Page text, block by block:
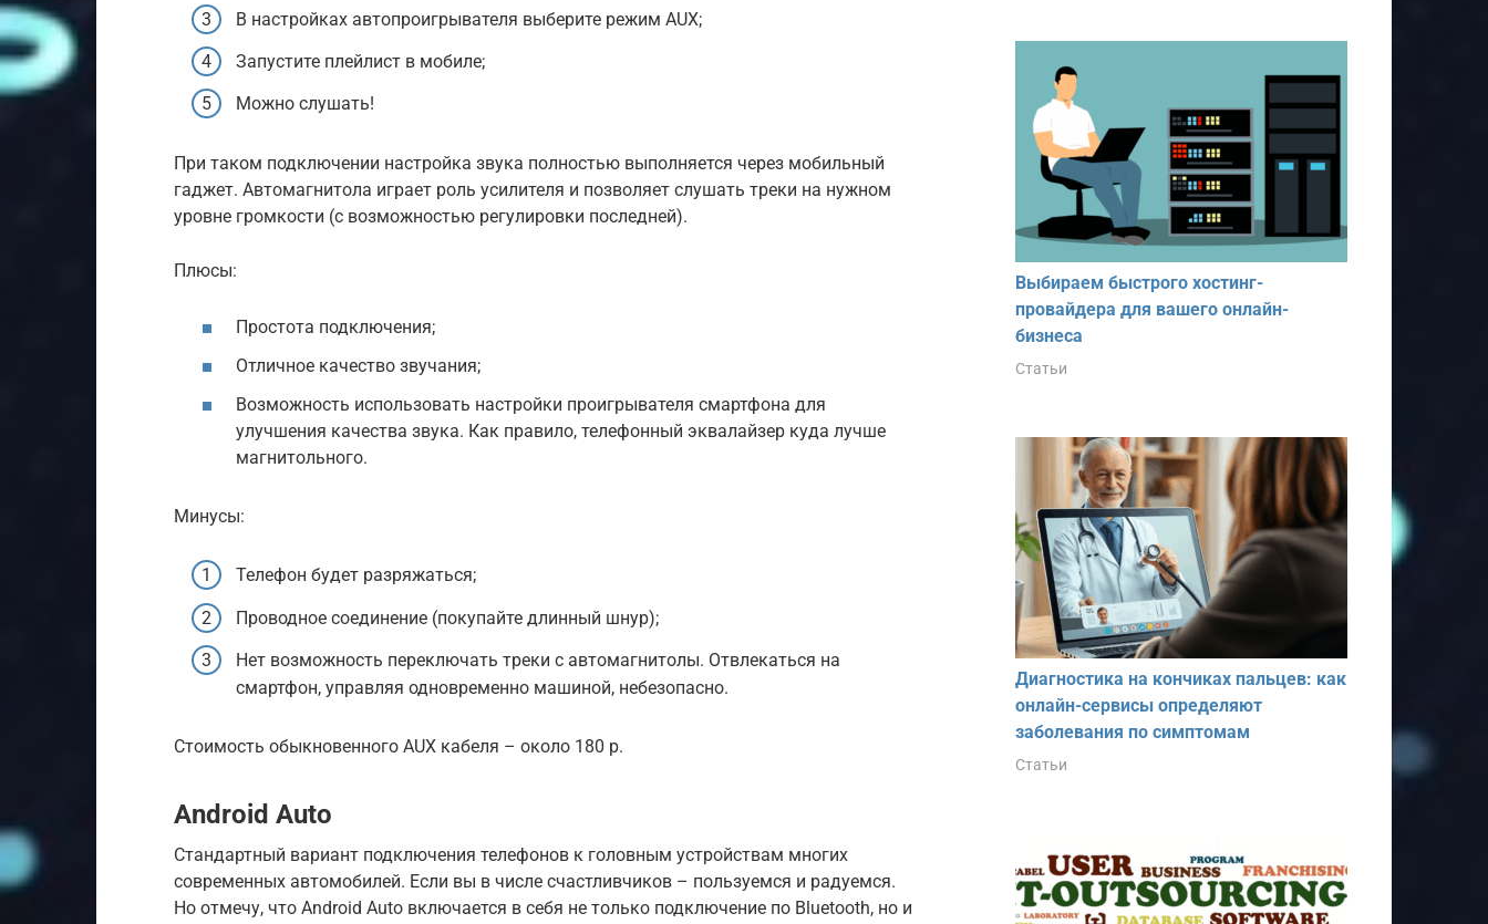
В настройках автопроигрывателя выберите режим AUX;
Запустите плейлист в мобиле;
Можно слушать!
При таком подключении настройка звука полностью выполняется через мобильный
гаджет. Автомагнитола играет роль усилителя и позволяет слушать треки на нужном
уровне громкости (с возможностью регулировки последней).
Плюсы:
Простота подключения;
Отличное качество звучания;
Возможность использовать настройки проигрывателя смартфона для
улучшения качества звука. Как правило, телефонный эквалайзер куда лучше
магнитольного.
Минусы:
Телефон будет разряжаться;
Проводное соединение (покупайте длинный шнур);
Нет возможность переключать треки с автомагнитолы. Отвлекаться на
смартфон, управляя одновременно машиной, небезопасно.
Стоимость обыкновенного AUX кабеля – около 180 р.
Android Auto
Стандартный вариант подключения телефонов к головным устройствам многих
современных автомобилей. Если вы в числе счастливчиков – пользуемся и радуемся.
Но отмечу, что Android Auto включается в себя не только подключение по Bluetooth, но и
Выбираем быстрого хостинг-
провайдера для вашего онлайн-
бизнеса
Статьи
Диагностика на кончиках пальцев: как
онлайн-сервисы определяют
заболевания по симптомам
Статьи